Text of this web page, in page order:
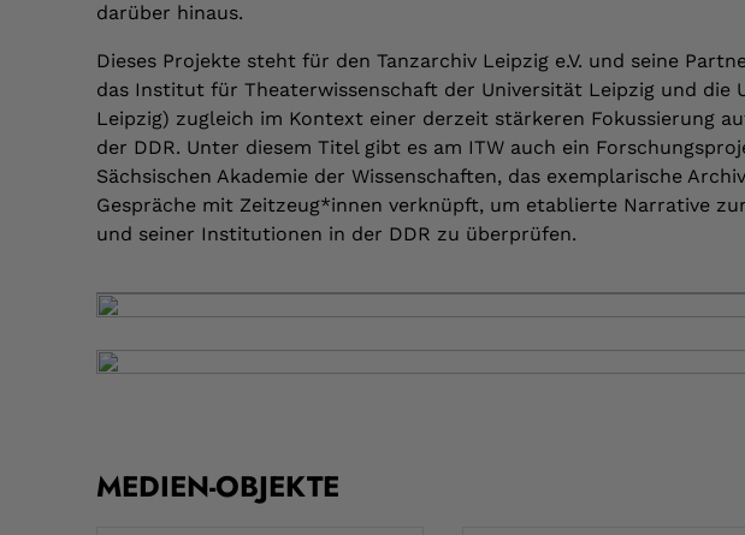
darüber hinaus.
Dieses Projekte steht für den Tanzarchiv Leipzig e.V. und seine
das Institut für Theaterwissenschaft der Universität Leipzig und die
Leipzig) zugleich im Kontext einer derzeit stärkeren Fokussierung
der DDR. Unter diesem Titel gibt es am ITW auch ein
Sächsischen Akademie der Wissenschaften, das exemplarische
Gespräche mit Zeitzeug*innen verknüpft, um etablierte Narrative
und seiner Institutionen in der DDR zu überprüfen.
MEDIEN-OBJEKTE